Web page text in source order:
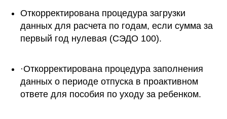
Откорректирована процедура загрузки
данных для расчета по годам, если сумма за
первый год нулевая (СЭДО 100).
·Откорректирована процедура заполнения
данных о периоде отпуска в проактивном
ответе для пособия по уходу за ребенком.